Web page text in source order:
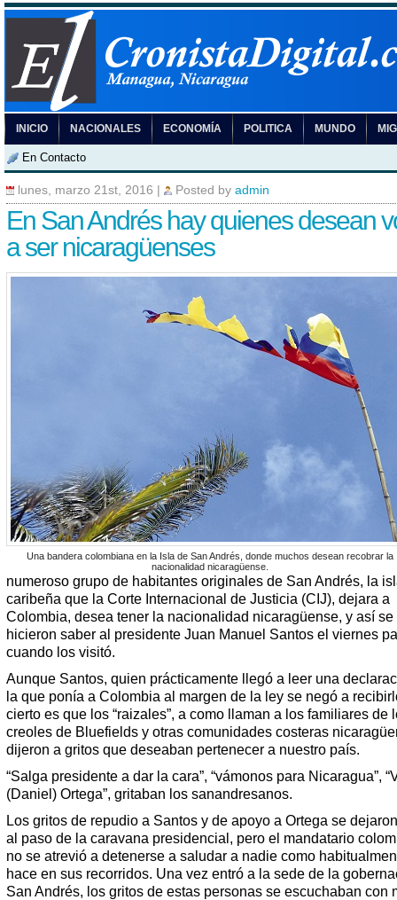
INICIO NACIONALES ECONOMÍA POLITICA MUNDO
En Contacto
lunes, marzo 21st, 2016 Posted by admin
En San Andrés hay quienes desean
a ser nicaragüenses
Una bandera colombiana en la Isla de San Andrés, donde muchos desean recobrar la
nacionalidad nicaragüense.
numeroso grupo de habitantes originales de San Andrés, la
caribeña que la Corte Internacional de Justicia (CIJ), dejara a
Colombia, desea tener la nacionalidad nicaragüense, y así se
hicieron saber al presidente Juan Manuel Santos el viernes
cuando los visitó.
Aunque Santos, quien prácticamente llegó a leer una
la que ponía a Colombia al margen de la ley se negó a
cierto es que los “raizales”, a como llaman a los familiares de
creoles de Bluefields y otras comunidades costeras
dijeron a gritos que deseaban pertenecer a nuestro país.
“Salga presidente a dar la cara”, “vámonos para Nicaragua”,
(Daniel) Ortega”, gritaban los sanandresanos.
Los gritos de repudio a Santos y de apoyo a Ortega se
al paso de la caravana presidencial, pero el mandatario
no se atrevió a detenerse a saludar a nadie como
hace en sus recorridos. Una vez entró a la sede de la
San Andrés, los gritos de estas personas se escuchaban con